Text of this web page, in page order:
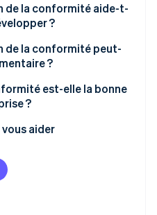
de la conformité aide-t-
?
de la conformité peut-
?
continue
reporting
est-elle la bonne
?
aider